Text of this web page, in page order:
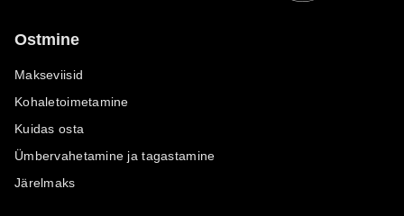
Ostmine
Makseviisid
Kohaletoimetamine
Kuidas osta
Ümbervahetamine ja tagastamine
Järelmaks